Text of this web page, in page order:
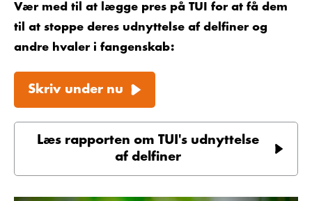
Vær med til at lægge pres på TUI for at få dem
til at stoppe deres udnyttelse af delfiner og
andre hvaler i fangenskab:
Skriv under nu
Læs rapporten om TUI's udnyttelse
af delfiner